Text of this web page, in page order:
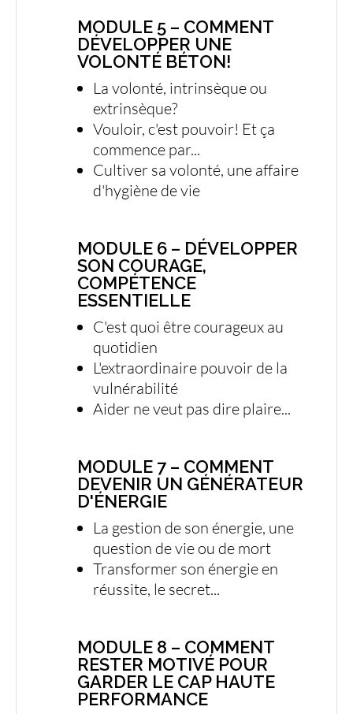
MODULE 5 – COMMENT
DÉVELOPPER UNE
VOLONTÉ BÉTON!
La volonté, intrinsèque ou
extrinsèque?
Vouloir, c'est pouvoir! Et ça
commence par...
Cultiver sa volonté, une affaire
d'hygiène de vie
MODULE 6 – DÉVELOPPER
SON COURAGE,
COMPÉTENCE
ESSENTIELLE
C'est quoi être courageux au
quotidien
L'extraordinaire pouvoir de la
vulnérabilité
Aider ne veut pas dire plaire...
MODULE 7 – COMMENT
DEVENIR UN GÉNÉRATEUR
D'ÉNERGIE
La gestion de son énergie, une
question de vie ou de mort
Transformer son énergie en
réussite, le secret...
MODULE 8 – COMMENT
RESTER MOTIVÉ POUR
GARDER LE CAP HAUTE
PERFORMANCE